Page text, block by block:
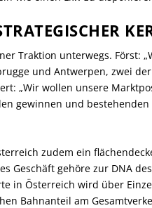
Traktion unterwegs. Först:
und Antwerpen, zwei
„Wir wollen unsere
gewinnen und
zudem ein
Geschäft gehöre zur DNA
in Österreich wird über
Bahnanteil am